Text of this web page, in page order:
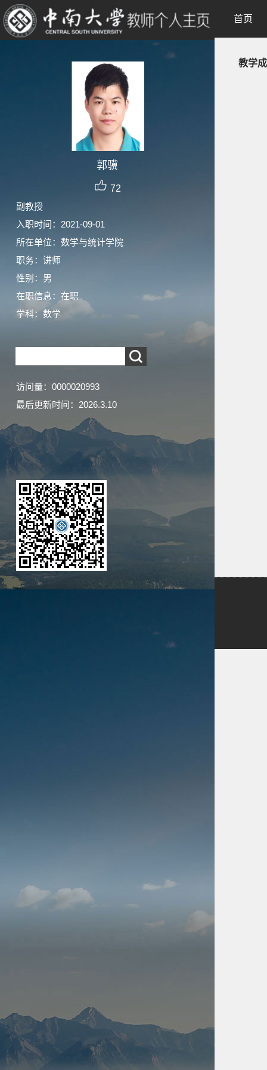
郭骥
72
副教授
入职时间：2021-09-01
所在单位：数学与统计学院
职务：讲师
性别：男
在职信息：在职
学科：数学
访问量： 0000020993
最后更新时间： 2026.3.10
首页
教学